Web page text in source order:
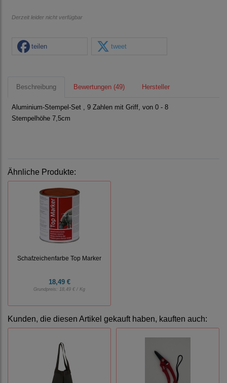
Derzeit leider nicht verfügbar
teilen tweet
Beschreibung Bewertungen (49) Hersteller
Aluminium-Stempel-Set , 9 Zahlen mit Griff, von 0 - 8
Stempelhöhe 7,5cm
Ähnliche Produkte:
Schafzeichenfarbe Top Marker
18,49 €
Grundpreis: 18,49 € / Kg
Kunden, die diesen Artikel gekauft haben, kauften auch: